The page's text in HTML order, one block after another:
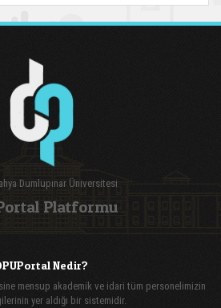
Dumlupınar Üniversitesi
Platformu
Nedir?
mensup akademik ve idari tüm personelimizin
yer aldığı bir sistemidir.